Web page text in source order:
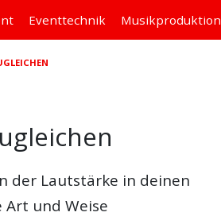
Eventtechnik Musikproduktion
der Lautstärke in deinen
und Weise